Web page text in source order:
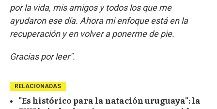
por la vida, mis amigos y todos los que me
ayudaron ese día. Ahora mi enfoque está en la
recuperación y en volver a ponerme de pie.
Gracias por leer".
RELACIONADAS
"Es histórico para la natación uruguaya": la